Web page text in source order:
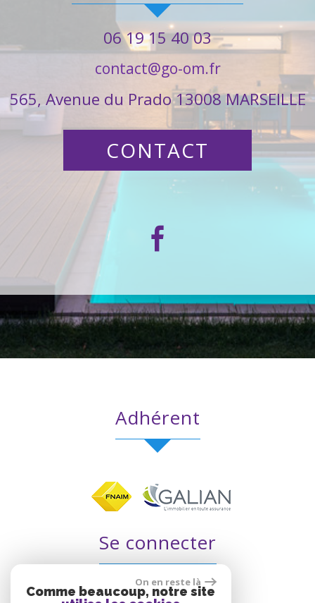
06 19 15 40 03
contact@go-om.fr
565, Avenue du Prado 13008 MARSEILLE
CONTACT
adhérent
se connecter
On en reste là
Comme beaucoup, notre site